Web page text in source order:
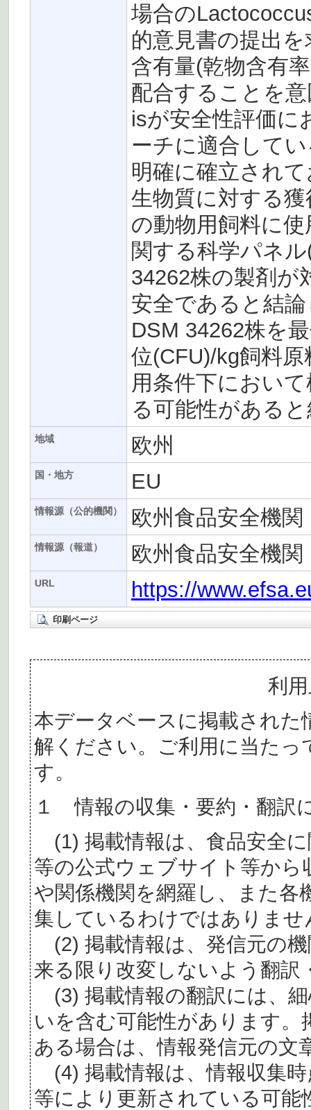
場合の
的意見書の提出
含有量(乾物含有
配合することを
isが安全性評価に
ーチに適合して
明確に確立され
生物質に対する
の動物用飼料に
関する科学パネ
34262株の製剤が
安全であると結
DSM 34262株を
位(CFU)/kg飼料
用条件下におい
る可能性がある
地域 欧州
国・地方 EU
情報源（公的機関） 欧州食品安全機関
情報源（報道） 欧州食品安全機関
URL https://
印刷ページ
利
本データベースに掲載された
解ください。ご利用に当た
す。
１ 情報の収集・要約・翻訳
(1) 掲載情報は、食品安全
等の公式ウェブサイト等か
や関係機関を網羅し、また各
集しているわけではありませ
(2) 掲載情報は、発信元の
来る限り改変しないよう翻訳
(3) 掲載情報の翻訳には、
いを含む可能性があります。
ある場合は、情報発信元の文
(4) 掲載情報は、情報収集
等により更新されている可